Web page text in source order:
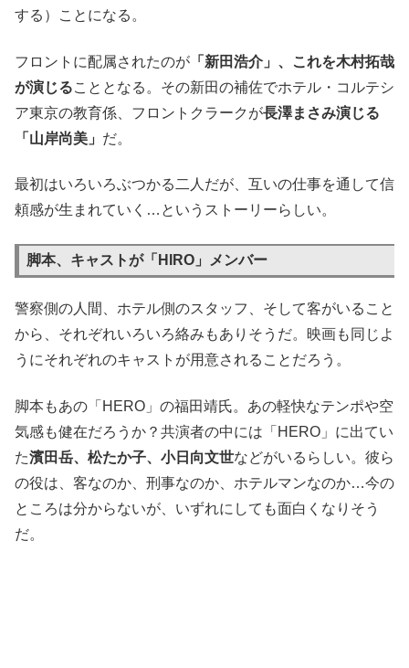
する）ことになる。
フロントに配属されたのが 「新田浩介」、これを木村拓哉
が演じることとなる。その新田の補佐でホテル・コルテシ
ア東京の教育係、フロントクラークが長澤まさみ演じる
「山岸尚美」 だ。
最初はいろいろぶつかる二人だが、互いの仕事を通して信
頼感が生まれていく…というストーリーらしい。
脚本、キャストが「HIRO」メンバー
警察側の人間、ホテル側のスタッフ、そして客がいること
から、それぞれいろいろ絡みもありそうだ。映画も同じよ
うにそれぞれのキャストが用意されることだろう。
脚本もあの「HERO」の福田靖氏。あの軽快なテンポや空
気感も健在だろうか？共演者の中には「HERO」に出てい
た濱田岳、松たか子、小日向文世などがいるらしい。彼ら
の役は、客なのか、刑事なのか、ホテルマンなのか…今の
ところは分からないが、いずれにしても面白くなりそう
だ。